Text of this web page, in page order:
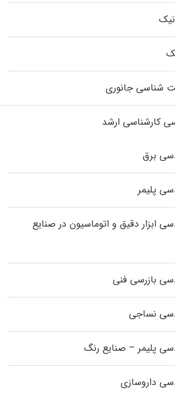
شناسی جانوری
کارشناسی ارشد
برق
پلیمر
ابزار دقیق و اتوماسیون در صنایع
بازرسی فنی
نساجی
پلیمر – صنایع رنگ
داروسازی